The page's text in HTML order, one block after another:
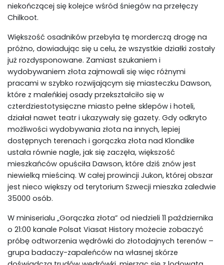
niekończącej się kolejce wśród śniegów na przełęczy
Chilkoot.
Większość osadników przebyła tę morderczą drogę na
próżno, dowiadując się u celu, że wszystkie działki zostały
już rozdysponowane. Zamiast szukaniem i
wydobywaniem złota zajmowali się więc różnymi
pracami w szybko rozwijającym się miasteczku Dawson,
które z maleńkiej osady przekształciło się w
czterdziestotysięczne miasto pełne sklepów i hoteli,
działał nawet teatr i ukazywały się gazety. Gdy odkryto
możliwości wydobywania złota na innych, lepiej
dostępnych terenach i gorączka złota nad Klondike
ustała równie nagle, jak się zaczęła, większość
mieszkańców opuściła Dawson, które dziś znów jest
niewielką mieściną. W całej prowincji Jukon, której obszar
jest nieco większy od terytorium Szwecji mieszka zaledwie
35000 osób.
W miniserialu „Gorączka złota” od niedzieli 11 października
o 21:00 kanale Polsat Viasat History możecie zobaczyć
próbę odtworzenia wędrówki do złotodajnych terenów –
grupa badaczy-zapaleńców na własnej skórze